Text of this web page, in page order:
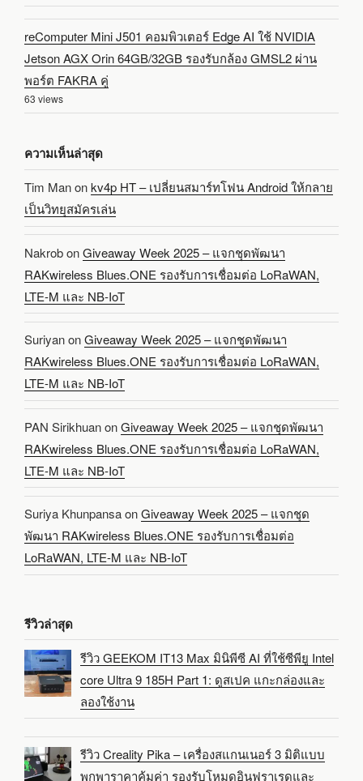
reComputer Mini J501 คอมพิวเตอร์ Edge AI ใช้ NVIDIA
Jetson AGX Orin 64GB/32GB รองรับกล้อง GMSL2 ผ่าน
พอร์ต FAKRA คู่
63 views
ความเห็นล่าสุด
Tim Manonkv4p HT – เปลี่ยนสมาร์ทโฟน Android ให้กลาย
เป็นวิทยุสมัครเล่น
NakrobonGiveaway Week 2025 – แจกชุดพัฒนา
RAKwireless Blues.ONE รองรับการเชื่อมต่อ LoRaWAN,
LTE-M และ NB-IoT
SuriyanonGiveaway Week 2025 – แจกชุดพัฒนา
RAKwireless Blues.ONE รองรับการเชื่อมต่อ LoRaWAN,
LTE-M และ NB-IoT
PAN SirikhuanonGiveaway Week 2025 – แจกชุดพัฒนา
RAKwireless Blues.ONE รองรับการเชื่อมต่อ LoRaWAN,
LTE-M และ NB-IoT
Suriya KhunpansaonGiveaway Week 2025 – แจกชุด
พัฒนา RAKwireless Blues.ONE รองรับการเชื่อมต่อ
LoRaWAN, LTE-M และ NB-IoT
รีวิวล่าสุด
รีวิว GEEKOM IT13 Max มินิพีซี AI ที่ใช้ซีพียู Intel
core Ultra 9 185H Part 1: ดูสเปค แกะกล่องและ
ลองใช้งาน
รีวิว Creality Pika – เครื่องสแกนเนอร์ 3 มิติแบบ
พกพาราคาคุ้มค่า รองรับโหมดอินฟราเรดและ